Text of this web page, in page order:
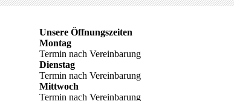
Unsere Öffnungszeiten
Montag
Termin nach Vereinbarung
Dienstag
Termin nach Vereinbarung
Mittwoch
Termin nach Vereinbarung